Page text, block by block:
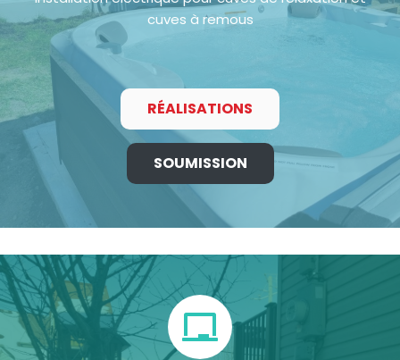
cuves à remous
RÉALISATIONS
SOUMISSION